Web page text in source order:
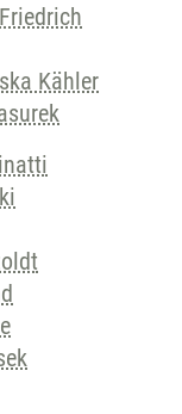
Kähler